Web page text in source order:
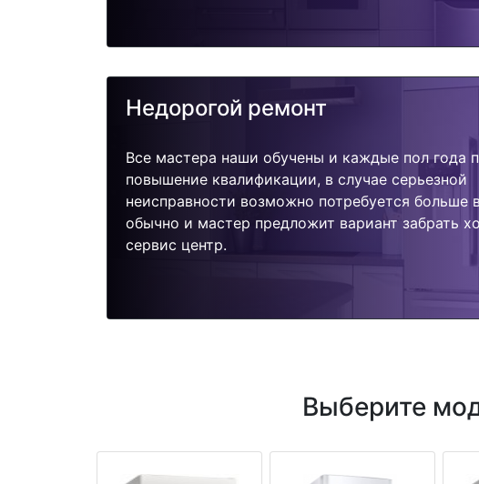
Недорогой ремонт
Все мастера наши обучены и каждые пол года
повышение квалификации, в случае серьезной
неисправности возможно потребуется больше
обычно и мастер предложит вариант забрать
сервис центр.
Выберите